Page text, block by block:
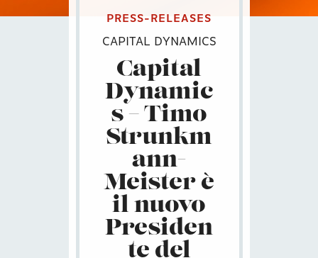
PRESS-RELEASES
CAPITAL DYNAMICS
Capital
Dynamic
s – Timo
Strunkm
ann-
Meister è
il nuovo
Presiden
te del